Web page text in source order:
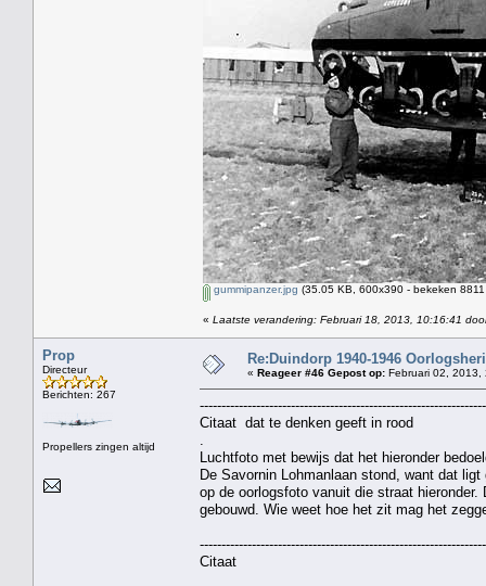
gummipanzer.jpg (35.05 KB, 600x390 - bekeken 8811
« Laatste verandering: Februari 18, 2013, 10:16:41
Prop
Directeur
Berichten: 267
Propellers zingen altijd
Re:Duindorp 1940-1946
« Reageer #46 Gepost op: Februari 02, 2013,
Citaat dat te denken geeft in rood
Luchtfoto met bewijs dat het hieronder
De Savornin Lohmanlaan stond, want dat
op de oorlogsfoto vanuit die straat
gebouwd. Wie weet hoe het zit mag het
Citaat